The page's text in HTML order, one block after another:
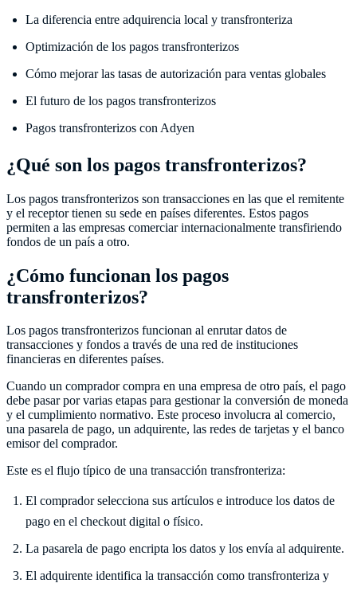
La diferencia entre adquirencia local y transfronteriza
Optimización de los pagos transfronterizos
Cómo mejorar las tasas de autorización para ventas globales
El futuro de los pagos transfronterizos
Pagos transfronterizos con Adyen
¿Qué son los pagos transfronterizos?
Los pagos transfronterizos son transacciones en las que el remitente
y el receptor tienen su sede en países diferentes. Estos pagos
permiten a las empresas comerciar internacionalmente transfiriendo
fondos de un país a otro.
¿Cómo funcionan los pagos
transfronterizos?
Los pagos transfronterizos funcionan al enrutar datos de
transacciones y fondos a través de una red de instituciones
financieras en diferentes países.
Cuando un comprador compra en una empresa de otro país, el pago
debe pasar por varias etapas para gestionar la conversión de moneda
y el cumplimiento normativo. Este proceso involucra al comercio,
una pasarela de pago, un adquirente, las redes de tarjetas y el banco
emisor del comprador.
Este es el flujo típico de una transacción transfronteriza:
El comprador selecciona sus artículos e introduce los datos de
pago en el checkout digital o físico.
La pasarela de pago encripta los datos y los envía al adquirente.
El adquirente identifica la transacción como transfronteriza y